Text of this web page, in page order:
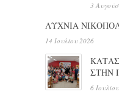
3
ΛΥΧΝΙΑ
14 Ιουλίου 2026
ΣΤΗΝ
6